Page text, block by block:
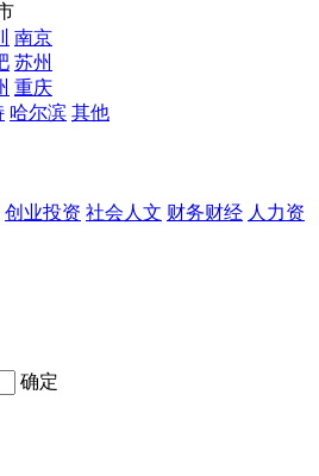
南京
苏州
重庆
哈尔滨 其他
创业投资 社会人文 财务财经 人力资
确定